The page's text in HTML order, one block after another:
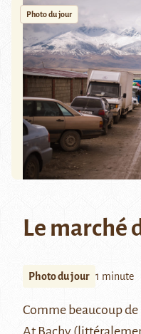
Photo du jour
Le marché
Photo du jour 1 minute
Comme beaucoup
At Bachy